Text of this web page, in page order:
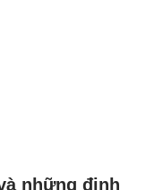
những định